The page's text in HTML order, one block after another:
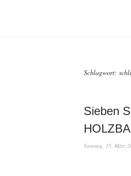
Schlagwort:
Sieben
Samstag, 15. März